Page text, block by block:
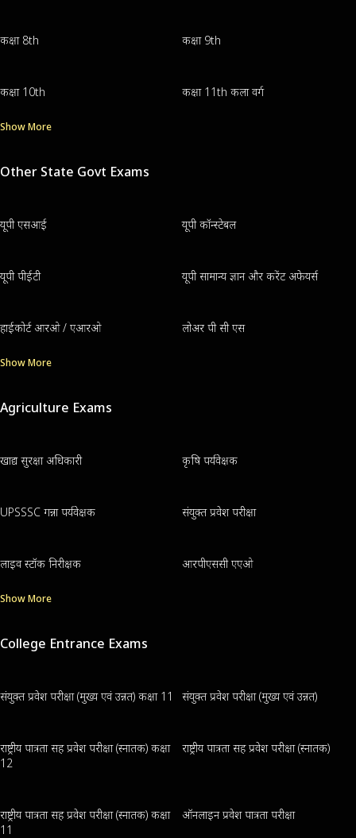
कक्षा 8th कक्षा 9th
कक्षा 10th कक्षा 11th कला वर्ग
Show More
Other State Govt Exams
यूपी एसआई यूपी कॉन्स्टेबल
यूपी पीईटी यूपी सामान्य ज्ञान और करेंट अफेयर्स
हाईकोर्ट आरओ / एआरओ लोअर पी सी एस
Show More
Agriculture Exams
खाद्य सुरक्षा अधिकारी कृषि पर्यवेक्षक
UPSSSC गन्ना पर्यवेक्षक संयुक्त प्रवेश परीक्षा
लाइव स्टॉक निरीक्षक आरपीएससी एएओ
Show More
College Entrance Exams
संयुक्त प्रवेश परीक्षा (मुख्य एवं उन्नत) कक्षा 11 संयुक्त प्रवेश परीक्षा (मुख्य एवं उन्नत)
राष्ट्रीय पात्रता सह प्रवेश परीक्षा (स्नातक) कक्षा
12
राष्ट्रीय पात्रता सह प्रवेश परीक्षा (स्नातक)
राष्ट्रीय पात्रता सह प्रवेश परीक्षा (स्नातक) कक्षा
11
ऑनलाइन प्रवेश पात्रता परीक्षा